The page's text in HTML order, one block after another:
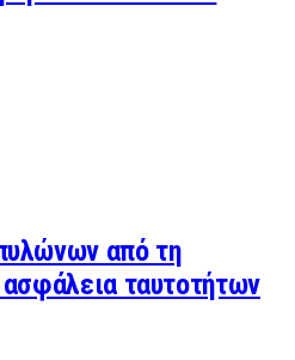
από τη
ταυτοτήτων